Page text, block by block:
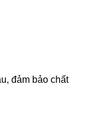
đảm bảo chất